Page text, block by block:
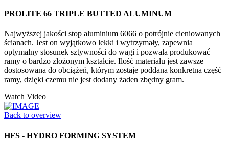
PROLITE 66 TRIPLE BUTTED ALUMINUM
Najwyższej jakości stop aluminium 6066 o potrójnie cieniowanych
ścianach. Jest on wyjątkowo lekki i wytrzymały, zapewnia
optymalny stosunek sztywności do wagi i pozwala produkować
ramy o bardzo złożonym kształcie. Ilość materiału jest zawsze
dostosowana do obciążeń, którym zostaje poddana konkretna część
ramy, dzięki czemu nie jest dodany żaden zbędny gram.
Watch Video
Back to overview
HFS - HYDRO FORMING SYSTEM